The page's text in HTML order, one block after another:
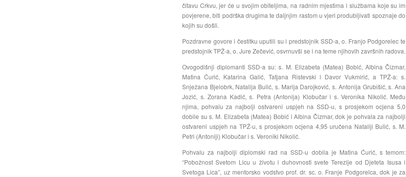
čitavu Crkvu, jer će u svojim obiteljima, na radnim mjestima i službama koje su im
povjerene, biti podrška drugima te daljnjim rastom u vjeri produbljivati spoznaje do
kojih su došli.
Pozdravne govore i čestitku uputili su i predstojnik SSD-a, o. Franjo Podgorelec te
predstojnik TPŽ-a, o. Jure Zečević, osvrnuvši se i na teme njihovih završnih radova.
Ovogodišnji diplomanti SSD-a su: s. M. Elizabeta (Matea) Bobić, Albina Čizmar,
Matina Ćurić, Katarina Galić, Tatjana Ristevski i Davor Vukmirić, a TPŽ-a: s.
Snježana Bjelobrk, Natalija Bulić, s. Marija Darojković, s. Antonija Grubišić, s. Ana
Jozić, s. Zorana Kadić, s. Petra (Antonija) Klobučar i s. Veronika Nikolić. Među
njima, pohvalu za najbolji ostvareni uspjeh na SSD-u, s prosjekom ocjena 5,0
dobile su s. M. Elizabeta (Matea) Bobić i Albina Čizmar, dok je pohvala za najbolji
ostvareni uspjeh na TPŽ-u, s prosjekom ocjena 4,95 uručena Nataliji Bulić, s. M.
Petri (Antoniji) Klobučar i s. Veroniki Nikolić.
Pohvalu za najbolji diplomski rad na SSD-u dobila je Matina Ćurić, s temom:
“Pobožnost Svetom Licu u životu i duhovnosti svete Terezije od Djeteta Isusa i
Svetoga Lica”, uz mentorsko vodstvo prof. dr. sc. o. Franje Podgorelca, dok je za